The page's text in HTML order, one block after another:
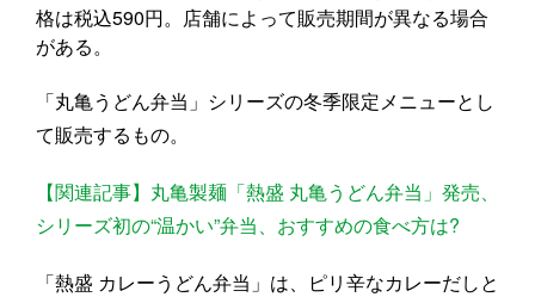
格は税込590円。店舗によって販売期間が異なる場合
がある。
「丸亀うどん弁当」シリーズの冬季限定メニューとし
て販売するもの。
【関連記事】丸亀製麺「熱盛 丸亀うどん弁当」発売、
シリーズ初の“温かい”弁当、おすすめの食べ方は?
「熱盛 カレーうどん弁当」は、ピリ辛なカレーだしと